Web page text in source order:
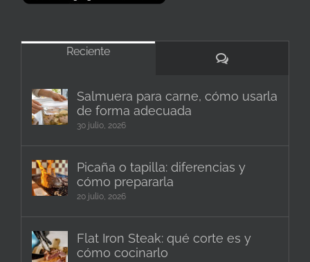
Reciente
Comentarios
Salmuera para carne, cómo usarla
de forma adecuada
30 julio, 2026
Picaña o tapilla: diferencias y
cómo prepararla
20 julio, 2026
Flat Iron Steak: qué corte es y
cómo cocinarlo